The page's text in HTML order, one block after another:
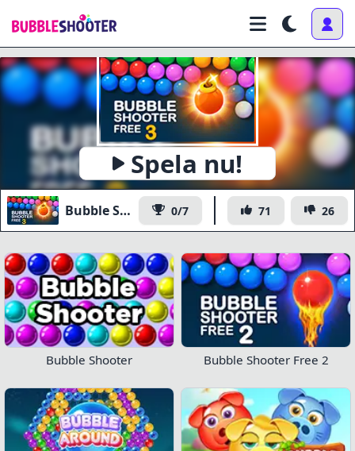
Spela nu!
Bubble Shooter Free 3 0/7 71 26
Bubble Shooter Bubble Shooter Free 2